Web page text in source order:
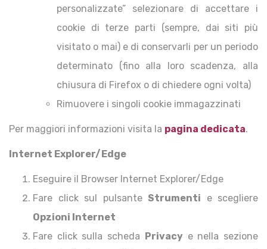
personalizzate” selezionare di accettare i
cookie di terze parti (sempre, dai siti più
visitato o mai) e di conservarli per un periodo
determinato (fino alla loro scadenza, alla
chiusura di Firefox o di chiedere ogni volta)
Rimuovere i singoli cookie immagazzinati
Per maggiori informazioni visita la pagina dedicata.
Internet Explorer/Edge
Eseguire il Browser Internet Explorer/Edge
Fare click sul pulsante Strumenti e scegliere
Opzioni Internet
Fare click sulla scheda Privacye nella sezione